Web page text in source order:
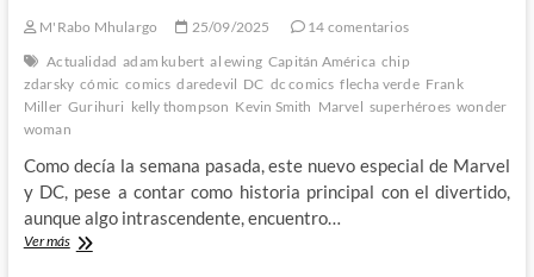
M'Rabo Mhulargo 25/09/2025
14 comentarios
Actualidad adam kubert al ewing Capitán América chip
zdarsky cómic comics daredevil DC dc comics flecha verde Frank
Miller Gurihuri kelly thompson Kevin Smith Marvel superhéroes wonder
woman
Como decía la semana pasada, este nuevo especial de Marvel
y DC, pese a contar como historia principal con el divertido,
aunque algo intrascendente, encuentro…
Ver másSeguimos